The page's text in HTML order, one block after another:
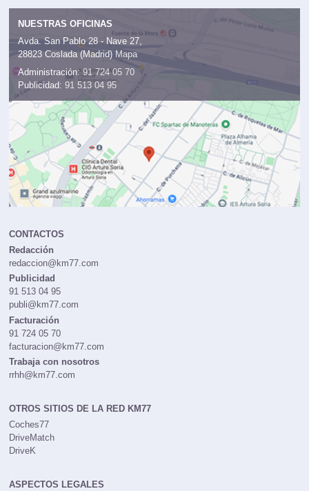
NUESTRAS OFICINAS
Avda. San Pablo 28 - Nave 27,
28823 Coslada (Madrid) Mapa
Administración: 91 724 05 70
Publicidad: 91 513 04 95
CONTACTOS
Redacción
redaccion@km77.com
Publicidad
91 513 04 95
publi@km77.com
Facturación
91 724 05 70
facturacion@km77.com
Trabaja con nosotros
rrhh@km77.com
OTROS SITIOS DE LA RED KM77
Coches77
DriveMatch
DriveK
ASPECTOS LEGALES